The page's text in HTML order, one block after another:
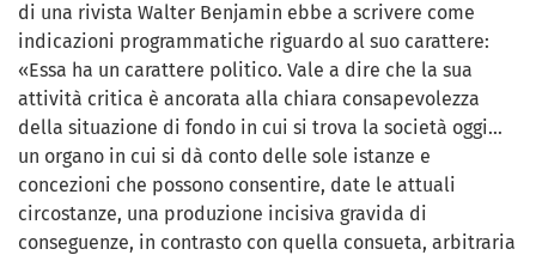
di una rivista Walter Benjamin ebbe a scrivere come
indicazioni programmatiche riguardo al suo carattere:
«Essa ha un carattere politico. Vale a dire che la sua
attività critica è ancorata alla chiara consapevolezza
della situazione di fondo in cui si trova la società oggi…
un organo in cui si dà conto delle sole istanze e
concezioni che possono consentire, date le attuali
circostanze, una produzione incisiva gravida di
conseguenze, in contrasto con quella consueta, arbitraria